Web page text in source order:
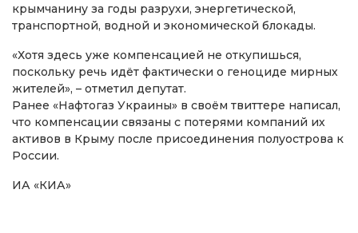
крымчанину за годы разрухи, энергетической,
транспортной, водной и экономической блокады.
«Хотя здесь уже компенсацией не откупишься,
поскольку речь идёт фактически о геноциде мирных
жителей», – отметил депутат.
Ранее «Нафтогаз Украины» в своём твиттере написал,
что компенсации связаны с потерями компаний их
активов в Крыму после присоединения полуострова к
России.
ИА «КИА»